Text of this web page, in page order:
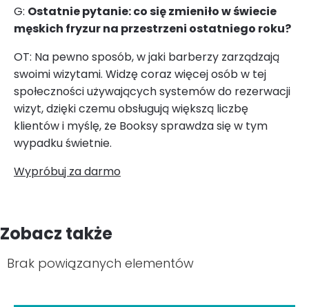
G: Ostatnie pytanie: co się zmieniło w świecie
męskich fryzur na przestrzeni ostatniego roku?
OT: Na pewno sposób, w jaki barberzy zarządzają
swoimi wizytami. Widzę coraz więcej osób w tej
społeczności używających systemów do rezerwacji
wizyt, dzięki czemu obsługują większą liczbę
klientów i myślę, że Booksy sprawdza się w tym
wypadku świetnie.
Wypróbuj za darmo
Zobacz także
Brak powiązanych elementów